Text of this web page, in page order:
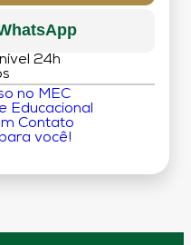
24h
no MEC
Educacional
Contato
você!